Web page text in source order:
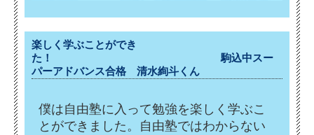
楽しく学ぶことができ
た！ 駒込中スー
パーアドバンス合格 清水絢斗くん
僕は自由塾に入って勉強を楽しく学ぶこ
とができました。自由塾ではわからない